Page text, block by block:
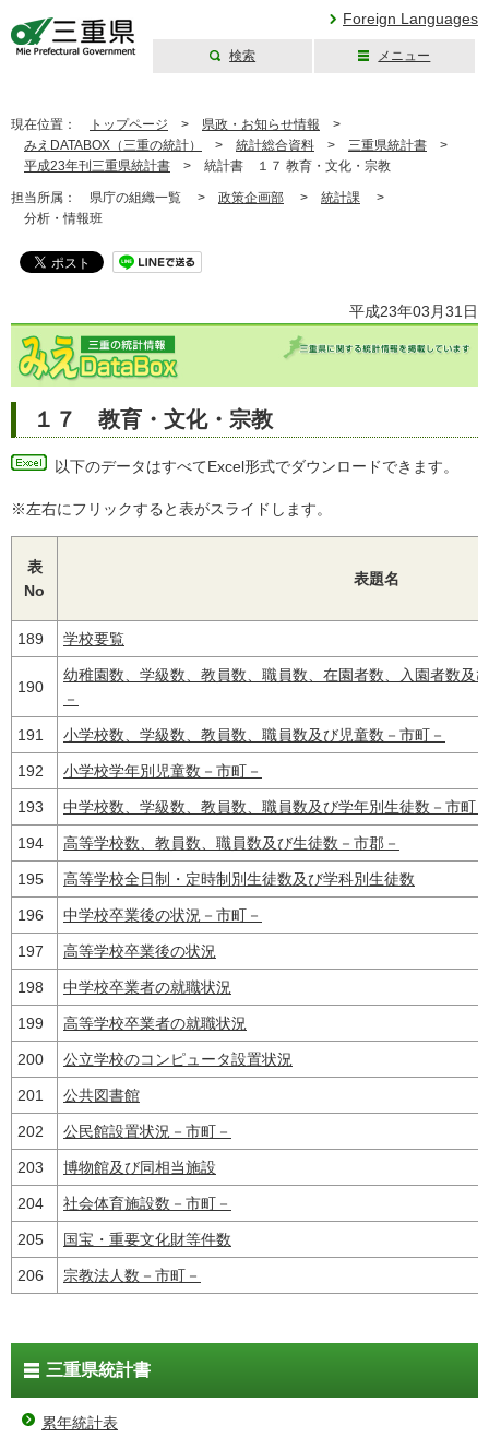
Foreign Languages
検索 メニュー
現在位置： トップページ > 県政・お知らせ情報 >
みえDATABOX（三重の統計）
> 統計総合資料 > 三重県統計書 >
平成23年刊三重県統計書 > 統計書 １７ 教育・文化・宗教
担当所属： 県庁の組織一覧 > 政策企画部 > 統計課 >
分析・情報班
平成23年03月31日
１７ 教育・文化・宗教
以下のデータはすべてExcel形式でダウンロードできます。
※左右にフリックすると表がスライドします。
表
No
表題名
189 学校要覧
190
幼稚園数、学級数、教員数、職員数、在園者数、入園者数及
－
191 小学校数、学級数、教員数、職員数及び児童数－市町－
192 小学校学年別児童数－市町－
193 中学校数、学級数、教員数、職員数及び学年別生徒数－市町
194 高等学校数、教員数、職員数及び生徒数－市郡－
195 高等学校全日制・定時制別生徒数及び学科別生徒数
196 中学校卒業後の状況－市町－
197 高等学校卒業後の状況
198 中学校卒業者の就職状況
199 高等学校卒業者の就職状況
200 公立学校のコンピュータ設置状況
201 公共図書館
202 公民館設置状況－市町－
203 博物館及び同相当施設
204 社会体育施設数－市町－
205 国宝・重要文化財等件数
206 宗教法人数－市町－
三重県統計書
累年統計表